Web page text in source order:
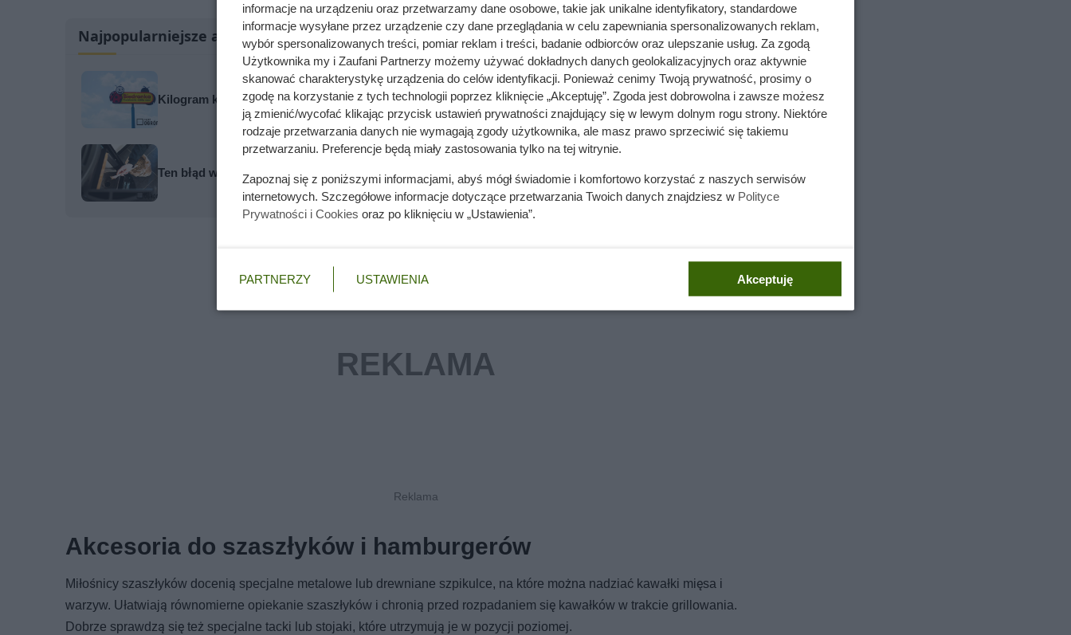
Najpopularniejsze artykuły
Kilogram kultowej kawy tańszy o prawie 40 zł. Biedronka postawiła jeden warunek
Ten błąd w czyszczeniu pieca na pellet drenuje portfel i grozi awarią
Akcesoria do szaszłyków i hamburgerów
Miłośnicy szaszłyków docenią specjalne metalowe lub drewniane szpikulce, na które można nadziać kawałki mięsa i
warzyw. Ułatwiają równomierne opiekanie szaszłyków i chronią przed rozpadaniem się kawałków w trakcie grillowania.
Dobrze sprawdzą się też specjalne tacki lub stojaki, które utrzymują je w pozycji poziomej.
informacje na urządzeniu oraz przetwarzamy dane osobowe, takie jak unikalne identyfikatory, standardowe
informacje wysyłane przez urządzenie czy dane przeglądania w celu zapewniania spersonalizowanych reklam,
wybór spersonalizowanych treści, pomiar reklam i treści, badanie odbiorców oraz ulepszanie usług. Za zgodą
Użytkownika my i Zaufani Partnerzy możemy używać dokładnych danych geolokalizacyjnych oraz aktywnie
skanować charakterystykę urządzenia do celów identyfikacji. Ponieważ cenimy Twoją prywatność, prosimy o
zgodę na korzystanie z tych technologii poprzez kliknięcie „Akceptuję”. Zgoda jest dobrowolna i zawsze możesz
ją zmienić/wycofać klikając przycisk ustawień prywatności znajdujący się w lewym dolnym rogu strony. Niektóre
rodzaje przetwarzania danych nie wymagają zgody użytkownika, ale masz prawo sprzeciwić się takiemu
przetwarzaniu. Preferencje będą miały zastosowania tylko na tej witrynie.
Zapoznaj się z poniższymi informacjami, abyś mógł świadomie i komfortowo korzystać z naszych serwisów
internetowych. Szczegółowe informacje dotyczące przetwarzania Twoich danych znajdziesz w Polityce
Prywatności i Cookies oraz po kliknięciu w „Ustawienia”.
PARTNERZY USTAWIENIA Akceptuję